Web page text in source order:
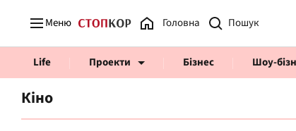
Меню Головна
Life Проекти Бізнес Шоу-
Кіно